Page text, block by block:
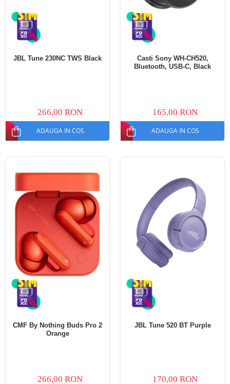
JBL Tune 230NC TWS Black
266,00 RON
ADAUGA IN COS
Casti Sony WH-CH520,
Bluetooth, USB-C, Black
165,00 RON
ADAUGA IN COS
CMF By Nothing Buds Pro 2
Orange
266,00 RON
JBL Tune 520 BT Purple
170,00 RON